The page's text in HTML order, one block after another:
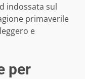
indossata sul
primaverile
e
per